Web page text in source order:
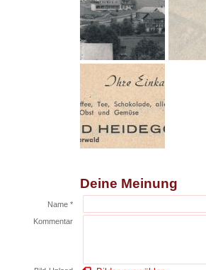
Deine Meinung
Name *
Kommentar